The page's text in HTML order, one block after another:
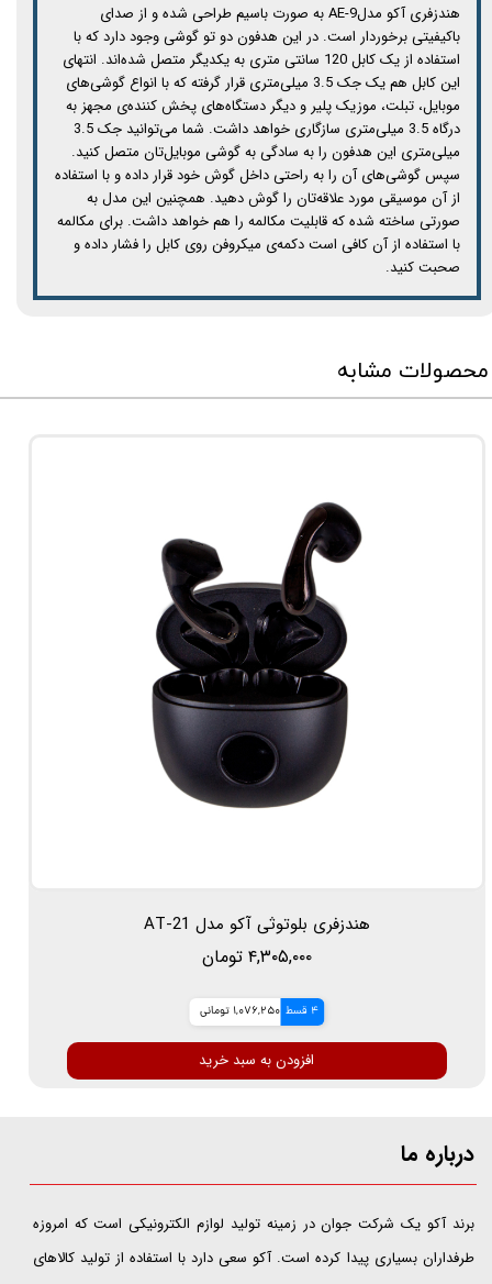
هندزفری آکو مدلAE-9 به صورت باسیم طراحی شده و از صدای
باکیفیتی برخوردار است. در این هدفون دو تو گوشی وجود دارد که با
استفاده از یک کابل 120 سانتی متری به یکدیگر متصل شده‌اند. انتهای
این کابل هم یک جک 3.5 میلی‌متری قرار گرفته که با انواع گوشی‌های
موبایل، تبلت، موزیک پلیر و دیگر دستگاه‌های پخش کننده‌ی مجهز به
درگاه 3.5 میلی‌متری سازگاری خواهد داشت. شما می‌توانید جک 3.5
میلی‌متری این هدفون را به سادگی به گوشی موبایل‌تان متصل کنید.
سپس گوشی‌های آن را به راحتی داخل گوش خود قرار داده و با استفاده
از آن موسیقی مورد علاقه‌تان را گوش دهید. همچنین این مدل به
صورتی ساخته شده که قابلیت مکالمه را هم خواهد داشت. برای مکالمه
با استفاده از آن کافی است دکمه‌ی میکروفن روی کابل را فشار داده و
صحبت کنید.
محصولات مشابه
هندزفری بلوتوثی آکو مدل AT-21
۴,۳۰۵,۰۰۰ تومان
4 قسط 1,076,250 تومانی
افزودن به سبد خرید
درباره ما
​​​​​​​برند آکو یک شرکت جوان در زمینه تولید لوازم الکترونیکی است که امروزه
طرفداران بسیاری پیدا کرده است. آکو سعی دارد با استفاده از تولید کالاهای